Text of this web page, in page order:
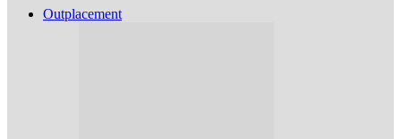
Outplacement